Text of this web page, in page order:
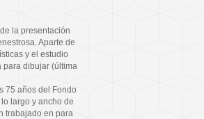
la presentación
Aparte de
y el estudio
para dibujar (última
75 años del Fondo
largo y ancho de
trabajado en para